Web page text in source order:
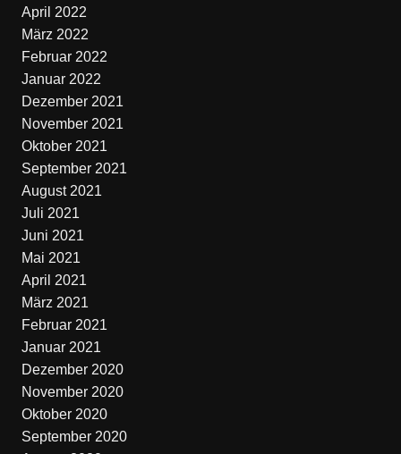
April 2022
März 2022
Februar 2022
Januar 2022
Dezember 2021
November 2021
Oktober 2021
September 2021
August 2021
Juli 2021
Juni 2021
Mai 2021
April 2021
März 2021
Februar 2021
Januar 2021
Dezember 2020
November 2020
Oktober 2020
September 2020